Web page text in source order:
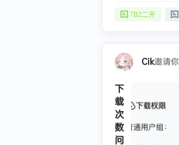
7B2二开
Cik邀请
下
载
次
数
问